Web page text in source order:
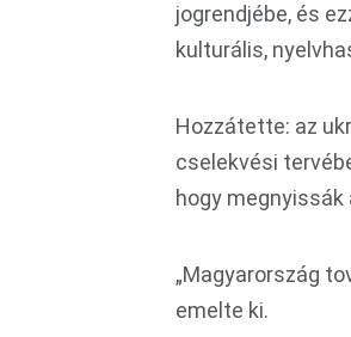
jogrendjébe, és
kulturális,
Hozzátette: az
cselekvési
hogy
„Magyarország
emelte ki.